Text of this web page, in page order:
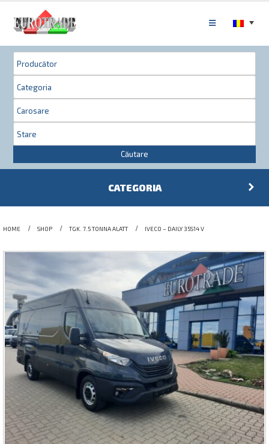
Căutare
CATEGORIA
HOME SHOP TGK. 7.5 TONNA ALATT IVECO – DAILY 35S14 V